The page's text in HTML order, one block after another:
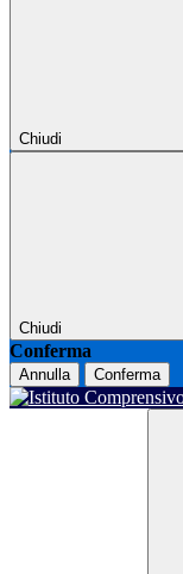
Chiudi
Chiudi
Conferma
Annulla Conferma